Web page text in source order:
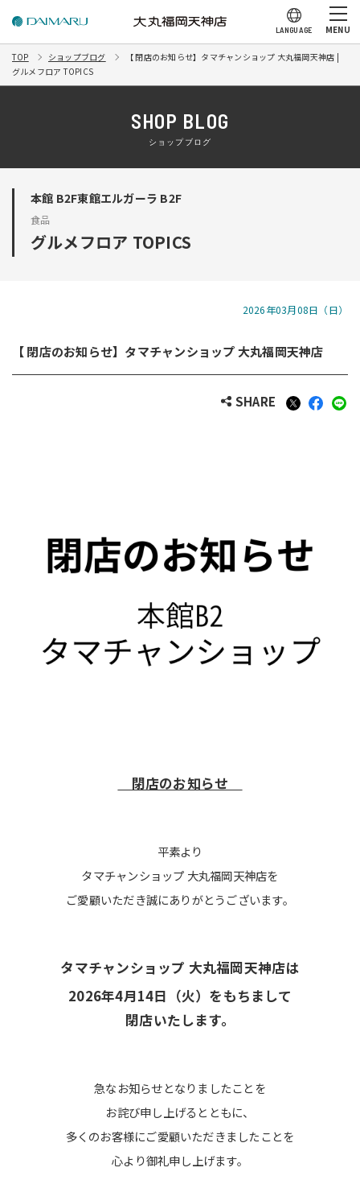
LANGUAGE MENU
TOP ショップブログ
【 閉店のお知らせ】タマチャンショップ 大丸福岡天神店 |
グルメフロア TOPICS
SHOP BLOG
ショップブログ
本館 B2F東館エルガーラ B2F
食品
グルメフロア TOPICS
2026年03月08日（日）
【 閉店のお知らせ】タマチャンショップ 大丸福岡天神店
SHARE
閉店のお知らせ
平素より
タマチャンショップ 大丸福岡天神店を
ご愛顧いただき誠にありがとうございます。
タマチャンショップ 大丸福岡天神店は
2026年4月14日（火）をもちまして
閉店いたします。
急なお知らせとなりましたことを
お詫び申し上げるとともに、
多くのお客様にご愛顧いただきましたことを
心より御礼申し上げます。